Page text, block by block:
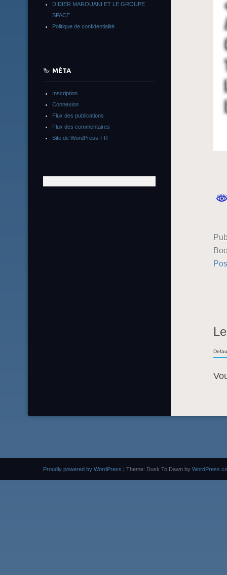
DIDIER MAROUANI ET LE GROUPE
SPACE
Politique de confidentialité
MÉTA
Inscription
Connexion
Flux des publications
Flux des commentaires
Site de WordPress-FR
Proudly powered by WordPress | Theme: Dusk To Dawn by